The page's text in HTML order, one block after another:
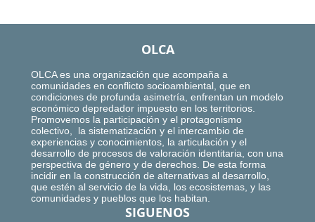
OLCA
OLCA es una organización que acompaña a
comunidades en conflicto socioambiental, que en
condiciones de profunda asimetría, enfrentan un modelo
económico depredador impuesto en los territorios.
Promovemos la participación y el protagonismo
colectivo, la sistematización y el intercambio de
experiencias y conocimientos, la articulación y el
desarrollo de procesos de valoración identitaria, con una
perspectiva de género y de derechos. De esta forma
incidir en la construcción de alternativas al desarrollo,
que estén al servicio de la vida, los ecosistemas, y las
comunidades y pueblos que los habitan.
SIGUENOS